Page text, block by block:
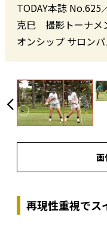
TODAY本誌 No.625
克巳 撮影トーナメ
オンシップ サロン
画
再現性重視でス